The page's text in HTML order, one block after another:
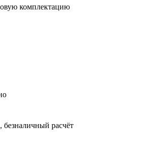
комплектацию
расчёт